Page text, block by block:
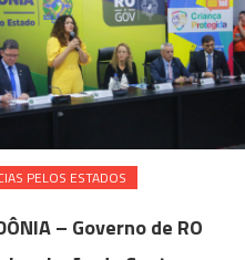
PELOS ESTADOS
– Governo de RO